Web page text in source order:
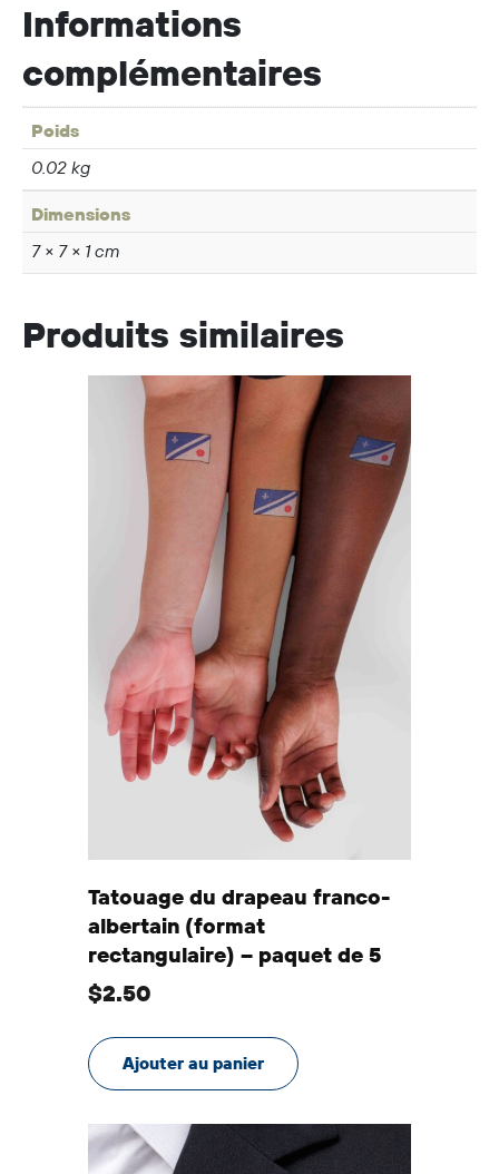
Informations
complémentaires
Poids
0.02 kg
Dimensions
7 × 7 × 1 cm
Produits similaires
Tatouage du drapeau franco-
albertain (format
rectangulaire) – paquet de 5
$2.50
Ajouter au panier